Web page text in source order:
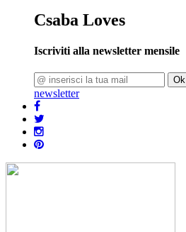
Csaba Loves
Iscriviti alla newsletter mensile
Ok
newsletter